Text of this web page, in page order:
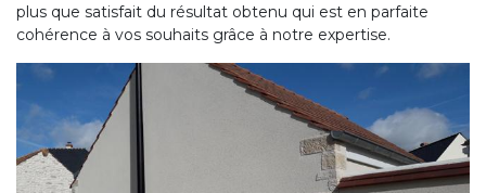
plus que satisfait du résultat obtenu qui est en parfaite
cohérence à vos souhaits grâce à notre expertise.